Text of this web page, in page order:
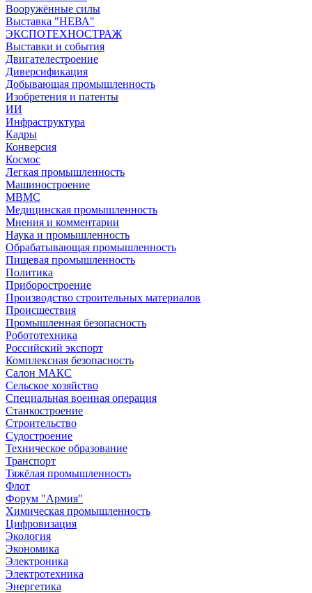
Вооружённые силы
Выставка "НЕВА"
ЭКСПОТЕХНОСТРАЖ
Выставки и события
Двигателестроение
Диверсификация
Добывающая промышленность
Изобретения и патенты
ИИ
Инфраструктура
Кадры
Конверсия
Космос
Легкая промышленность
Машиностроение
МВМС
Медицинская промышленность
Мнения и комментарии
Наука и промышленность
Обрабатывающая промышленность
Пищевая промышленность
Политика
Приборостроение
Производство строительных материалов
Происшествия
Промышленная безопасность
Робототехника
Российский экспорт
Комплексная безопасность
Салон МАКС
Сельское хозяйство
Специальная военная операция
Станкостроение
Строительство
Судостроение
Техническое образование
Транспорт
Тяжёлая промышленность
Флот
Форум "Армия"
Химическая промышленность
Цифровизация
Экология
Экономика
Электроника
Электротехника
Энергетика